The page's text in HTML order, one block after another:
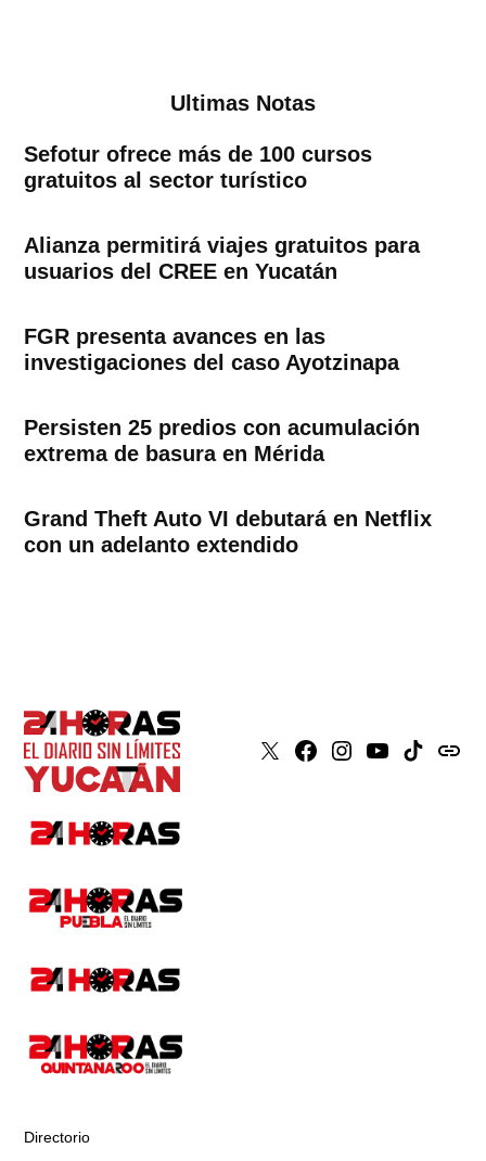
Ultimas Notas
Sefotur ofrece más de 100 cursos
gratuitos al sector turístico
Alianza permitirá viajes gratuitos para
usuarios del CREE en Yucatán
FGR presenta avances en las
investigaciones del caso Ayotzinapa
Persisten 25 predios con acumulación
extrema de basura en Mérida
Grand Theft Auto VI debutará en Netflix
con un adelanto extendido
X Faceboook
Instagram
YoutubeTiktokissuu
Directorio